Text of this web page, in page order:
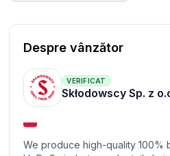
Despre vânzător
VERIFICAT
Skłodowscy Sp. z
We produce high-quality 100%